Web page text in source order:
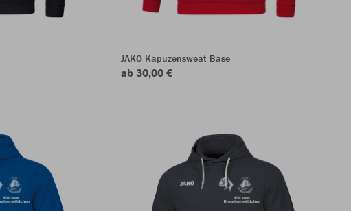
JAKO Kapuzensweat Base
ab 30,00 €